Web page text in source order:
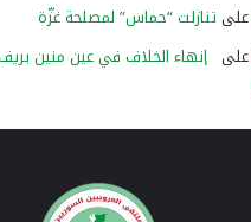
على تنازلت “حماس” لمصلحة غزّة
على إنهاء الخلاف في عين منين